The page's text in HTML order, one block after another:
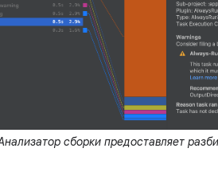
сборки предоставляет